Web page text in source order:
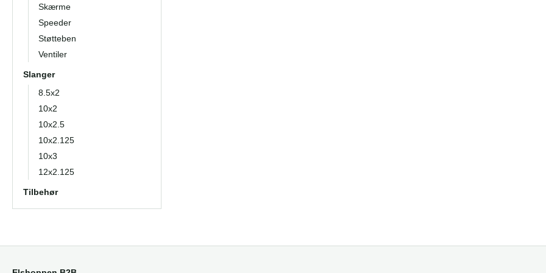
Skærme
Speeder
Støtteben
Ventiler
Slanger
8.5x2
10x2
10x2.5
10x2.125
10x3
12x2.125
Tilbehør